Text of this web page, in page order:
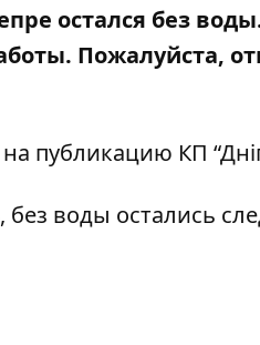
остался без
. Пожалуйста,
публикацию КП
без воды остались